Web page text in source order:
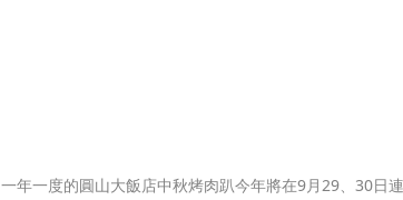
一年一度的圓山大飯店中秋烤肉趴今年將在9月29、30日